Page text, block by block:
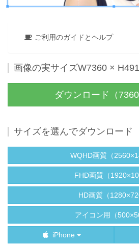
ご利用のガイドとヘルプ
画像の実サイズW7360 ×
ダウンロード（
サイズを選んでダウンロード
WQHD画質（
FHD画質（
HD画質（
アイコン用（
iPhone